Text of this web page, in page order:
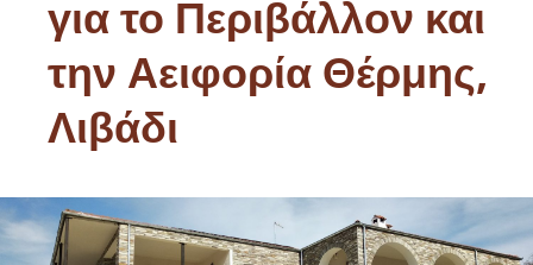
για το Περιβάλλον και
την Αειφορία Θέρμης,
Λιβάδι